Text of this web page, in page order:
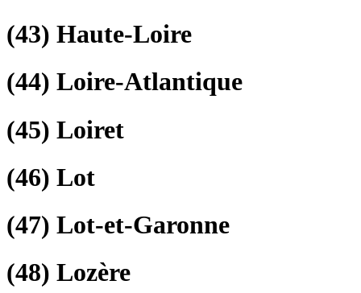
(43) Haute-Loire
(44) Loire-Atlantique
(45) Loiret
(46) Lot
(47) Lot-et-Garonne
(48) Lozère